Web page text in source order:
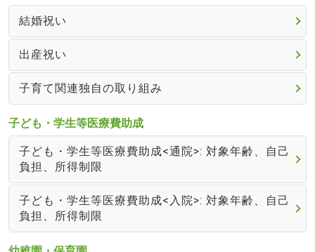
結婚祝い
出産祝い
子育て関連独自の取り組み
子ども・学生等医療費助成
子ども・学生等医療費助成<通院>: 対象年齢、自己
負担、所得制限
子ども・学生等医療費助成<入院>: 対象年齢、自己
負担、所得制限